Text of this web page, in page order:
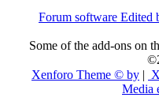
Forum software Edited
Some of the add-ons on
|
Xenforo Theme © by
Media